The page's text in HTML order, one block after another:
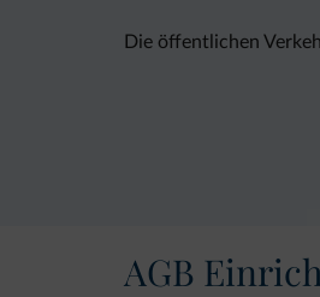
Die öffentlichen
AGB